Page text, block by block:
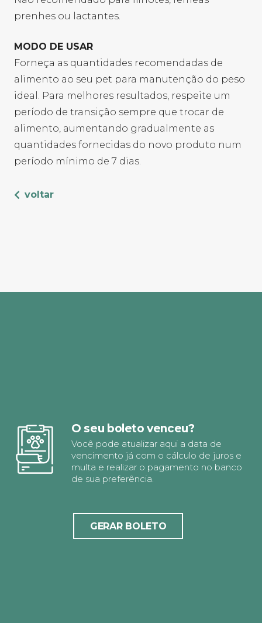
prenhes ou lactantes.
MODO DE USAR
Forneça as quantidades recomendadas de
alimento ao seu pet para manutenção do peso
ideal. Para melhores resultados, respeite um
período de transição sempre que trocar de
alimento, aumentando gradualmente as
quantidades fornecidas do novo produto num
período mínimo de 7 dias.
voltar
O seu boleto venceu?
Você pode atualizar aqui a data de
vencimento já com o cálculo de juros e
multa e realizar o pagamento no banco
de sua preferência.
GERAR BOLETO